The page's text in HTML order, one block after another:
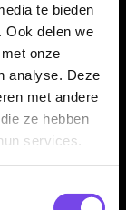
te bieden
Ook delen we
onze
analyse. Deze
met andere
ze hebben
services.
en GOAT